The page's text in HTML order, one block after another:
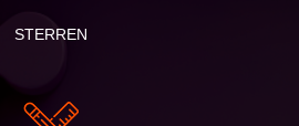
STERREN